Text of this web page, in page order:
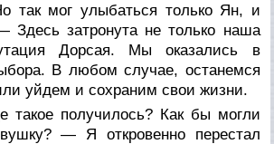
так мог улыбаться только Ян, и
Здесь затронута не только наша
Дорсая. Мы оказались в
В любом случае, останемся
уйдем и сохраним свои жизни.
такое получилось? Как бы могли
— Я откровенно перестал